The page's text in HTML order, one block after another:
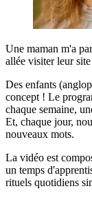
Une maman m'a
allée visiter leur
Des enfants
concept ! Le
chaque semaine,
Et, chaque jour,
nouveaux mots.
La vidéo est
un temps
rituels quotidiens